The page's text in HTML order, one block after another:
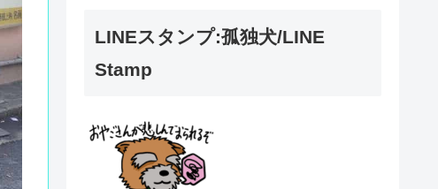
LINEスタンプ:孤独犬/LINE
Stamp